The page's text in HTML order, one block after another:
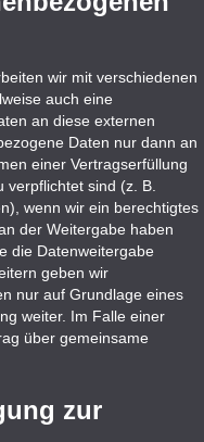
wir mit verschiedenen
auch eine
an diese externen
Daten nur dann an
einer Vertragserfüllung
sind (z. B.
wenn wir ein berechtigtes
der Weitergabe haben
die Datenweitergabe
geben wir
nur auf Grundlage eines
weiter. Im Falle einer
über gemeinsame
zur